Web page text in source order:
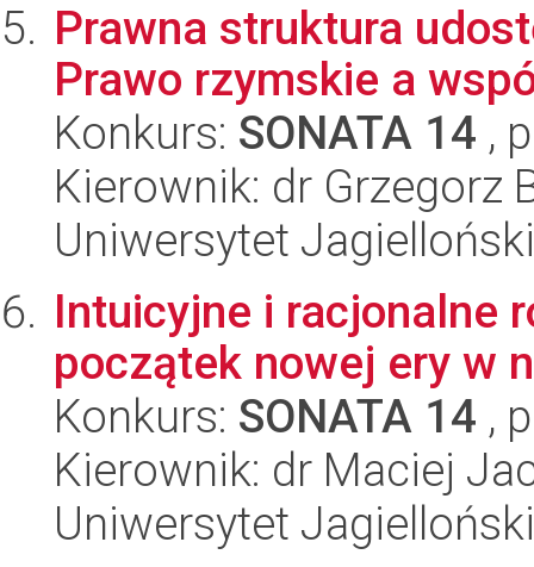
Prawna struktura
Prawo rzymskie a
Konkurs: SONATA 14 ,
Kierownik: dr Grzegorz
Uniwersytet
Intuicyjne i racjonalne
początek nowej ery w
Konkurs: SONATA 14 ,
Kierownik: dr Maciej
Uniwersytet